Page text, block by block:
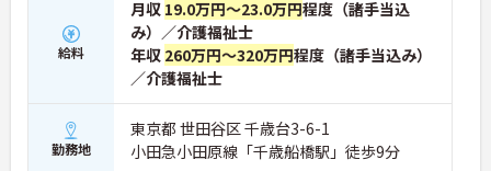
ってケアに専念できます
【明確なキャリアパスで多様な選択肢を広げていけ
・介護職から主任や施設長への昇格にくわえエリア
職や本部職への職種転換も可能です
・独自の研修制度で段階的にスキルを磨きながらご
自身の目標に合わせたキャリアを描けます
給料
月収 19.0万円～23.0万円程度（諸手当込
み）／介護福祉士
年収 260万円～320万円程度（諸手当込み）
／介護福祉士
勤務地
東京都 世田谷区 千歳台3-6-1
小田急小田原線「千歳船橋駅」徒歩9分